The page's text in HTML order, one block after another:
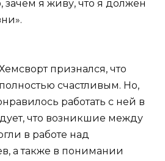
я живу, что я должен
признался, что
счастливым. Но,
работать с ней в
что возникшие между
в работе над
а также в понимании